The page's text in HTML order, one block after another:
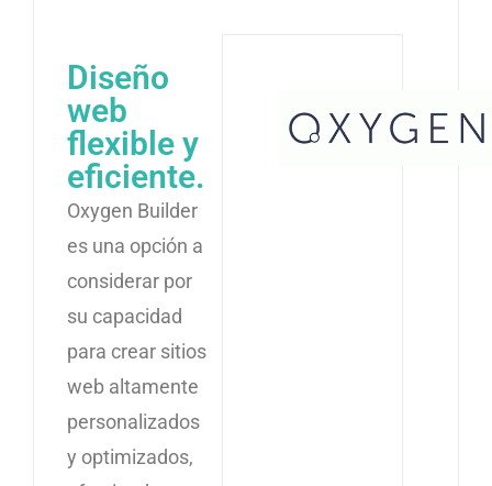
Diseño
web
flexible y
eficiente.
Oxygen Builder
es una opción a
considerar por
su capacidad
para crear sitios
web altamente
personalizados
y optimizados,